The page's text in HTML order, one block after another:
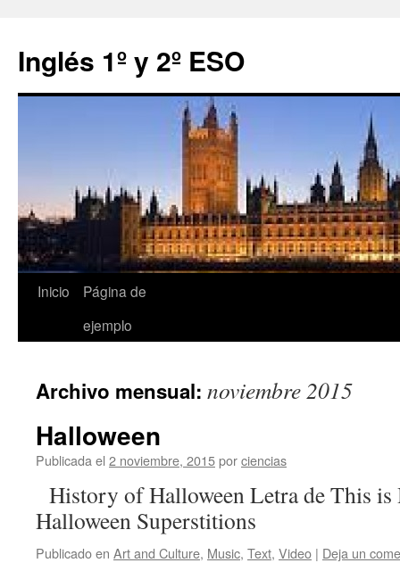
Inglés 1º y 2º ESO
Saltar
Inicio
Página de
ejemplo
Archivo mensual: noviembre 2015
Halloween
Publicada el 2 noviembre, 2015porciencias
History of Halloween Letra de This is
Halloween Superstitions
Publicado en Art and Culture, Music, Text, Video | Deja un